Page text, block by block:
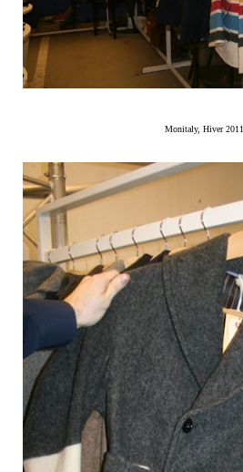
Monitaly, Hiver 2011